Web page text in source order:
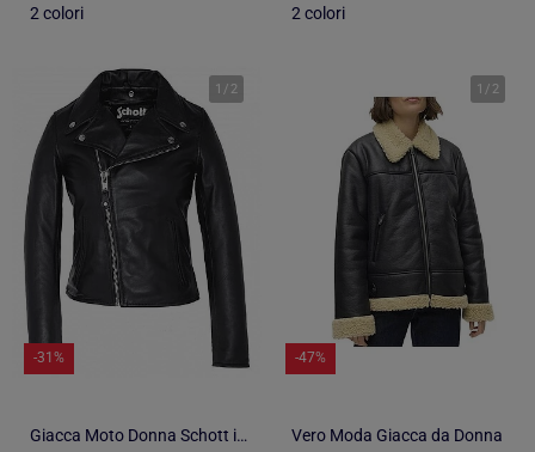
2 colori 2 colori
1 / 2
-31%
Giacca Moto Donna Schott in Pelle
1 / 2
-47%
Vero Moda Giacca da Donna